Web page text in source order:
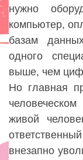
нужно
компьютер,
базам
одного
выше, чем
Но главная
живой
внезапно